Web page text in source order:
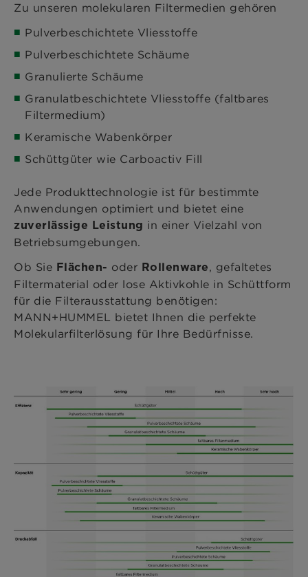
Zu unseren molekularen Filtermedien gehören
Pulverbeschichtete Vliesstoffe
Pulverbeschichtete Schäume
Granulierte Schäume
Granulatbeschichtete Vliesstoffe (faltbares
Filtermedium)
Keramische Wabenkörper
Schüttgüter wie Carboactiv Fill
Jede Produkttechnologie ist für bestimmte
Anwendungen optimiert und bietet eine
zuverlässige Leistung in einer Vielzahl von
Betriebsumgebungen.
Ob Sie Flächen- oder Rollenware, gefaltetes
Filtermaterial oder lose Aktivkohle in Schüttform
für die Filterausstattung benötigen:
MANN+HUMMEL bietet Ihnen die perfekte
Molekularfilterlösung für Ihre Bedürfnisse.